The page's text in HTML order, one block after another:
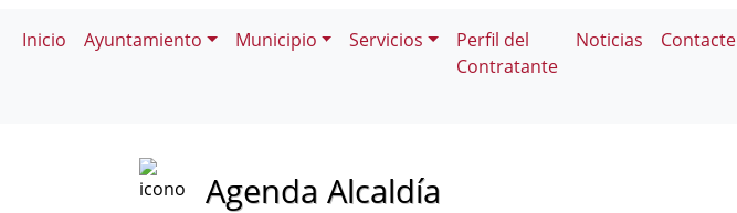
Inicio Ayuntamiento Municipio Servicios
Perfil del
Contratante
Noticias Contacte
Agenda Alcaldía